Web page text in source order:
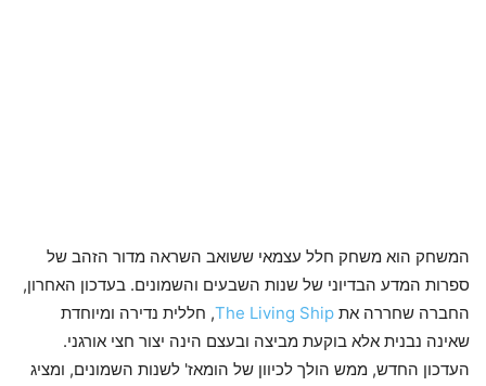
המשחק הוא משחק חלל עצמאי ששואב השראה מדור הזהב של
ספרות המדע הבדיוני של שנות השבעים והשמונים. בעדכון האחרון,
החברה שחררה את The Living Ship, חללית נדירה ומיוחדת
שאינה נבנית אלא בוקעת מביצה ובעצם הינה יצור חצי אורגני.
העדכון החדש, ממש הולך לכיוון של הומאז' לשנות השמונים, ומציג